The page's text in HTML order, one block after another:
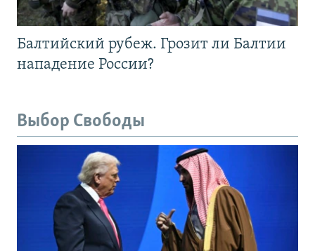
Балтийский рубеж. Грозит ли Балтии
нападение России?
Выбор Свободы